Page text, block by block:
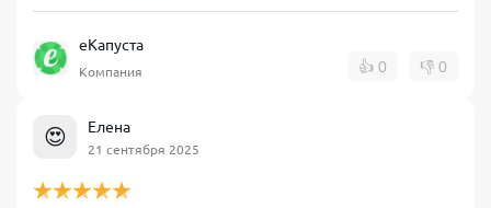
еКапуста
Компания 👍 0 👎 0
😍 Елена
21 сентября 2025